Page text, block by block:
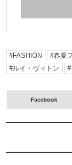
FASHION 春夏
ルイ・ヴィトン
Facebook